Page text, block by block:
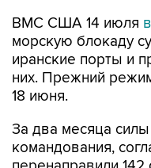
ВМС США 14 июля
морскую блокаду
иранские порты и
них. Прежний
18 июня.
За два месяца
командования,